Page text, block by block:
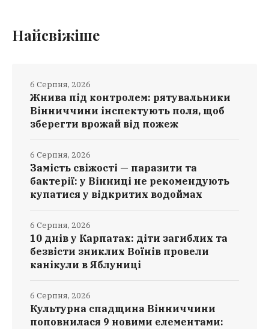
Найсвіжіше
Жнива під контролем: рятувальники
Вінниччини інспектують поля, щоб
зберегти врожай від пожеж
6 Серпня, 2026
Замість свіжості — паразити та
бактерії: у Вінниці не рекомендують
купатися у відкритих водоймах
6 Серпня, 2026
10 днів у Карпатах: діти загиблих та
безвісти зниклих Воїнів провели
канікули в Яблуниці
6 Серпня, 2026
Культурна спадщина Вінниччини
поповнилася 9 новими елементами:
6 Серпня, 2026